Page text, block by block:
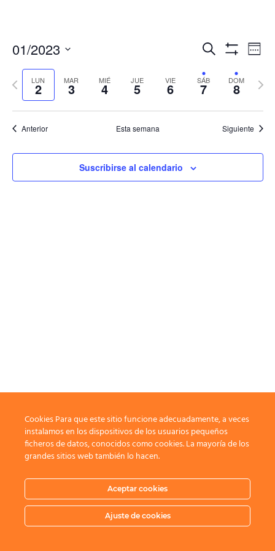
búsqueda
y
vistas
Buscar
de
de
01/2023
fecha.LUN
2 MAR
3 MIÉ
4 JUE
5 VIE
6 SÁB
7 DOM
8
Semana
anterior
Anterior Esta semana Siguiente
Suscribirse al calendario
Cookies Para que este sitio funcione adecuadamente, a veces
instalamos en los dispositivos de los usuarios pequeños
ficheros de datos, conocidos como cookies. La mayoría de los
grandes sitios web también lo hacen.
Aceptar cookies
Ajuste de cookies